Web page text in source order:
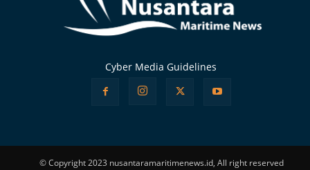
Cyber Media Guidelines
© Copyright 2023 nusantaramaritimenews.id, All right reserved